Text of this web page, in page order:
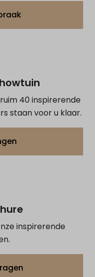
40 inspirerende
staan voor u klaar.
inspirerende